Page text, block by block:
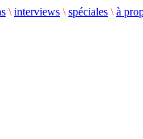
\ interviews \ spéciales \ à